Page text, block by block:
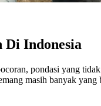
Indonesia
pondasi yang
masih banyak